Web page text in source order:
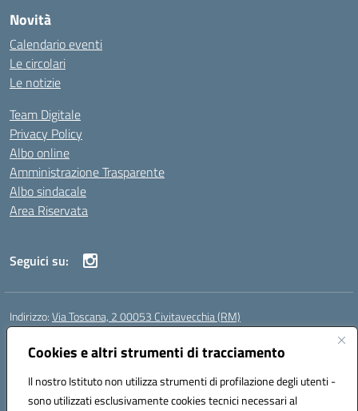
Cookies e altri strumenti di tracciamento
Il nostro Istituto non utilizza strumenti di profilazione degli utenti -
sono utilizzati esclusivamente cookies tecnici necessari al
Novità
Calendario eventi
Le circolari
Le notizie
Team Digitale
Privacy Policy
Albo online
Amministrazione Trasparente
Albo sindacale
Area Riservata
Seguici su:
Indirizzo:Via Toscana, 2 00053 Civitavecchia (RM)
Centralino:
Posta elettronica certificata (PEC):rmic8b900g@pec.istruzione.it
Codice fiscale: 91038380589
Codice meccanografico:RMIC8B900G